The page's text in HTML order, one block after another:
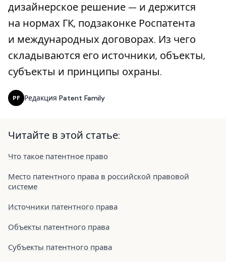
дизайнерское решение — и держится
на нормах ГК, подзаконке Роспатента
и международных договорах. Из чего
складываются его источники, объекты,
субъекты и принципы охраны.
PF Редакция Patent Family
Читайте в этой статье:
Что такое патентное право
Место патентного права в российской правовой
системе
Источники патентного права
Объекты патентного права
Субъекты патентного права